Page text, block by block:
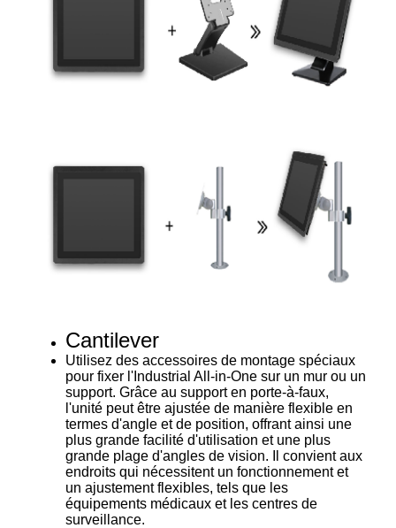
Cantilever
Utilisez des accessoires de montage spéciaux
pour fixer l'Industrial All-in-One sur un mur ou un
support. Grâce au support en porte-à-faux,
l'unité peut être ajustée de manière flexible en
termes d'angle et de position, offrant ainsi une
plus grande facilité d'utilisation et une plus
grande plage d'angles de vision. Il convient aux
endroits qui nécessitent un fonctionnement et
un ajustement flexibles, tels que les
équipements médicaux et les centres de
surveillance.